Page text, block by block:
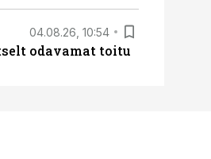
04.08.26, 10:54
odavamat toitu